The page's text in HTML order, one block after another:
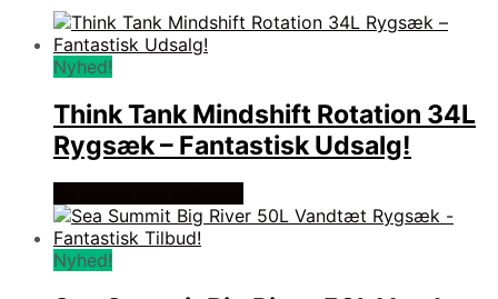
Nyhed!
Think Tank Mindshift Rotation 34L
Rygsæk – Fantastisk Udsalg!
Nyhed!